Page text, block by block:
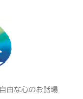
由な心のお話場